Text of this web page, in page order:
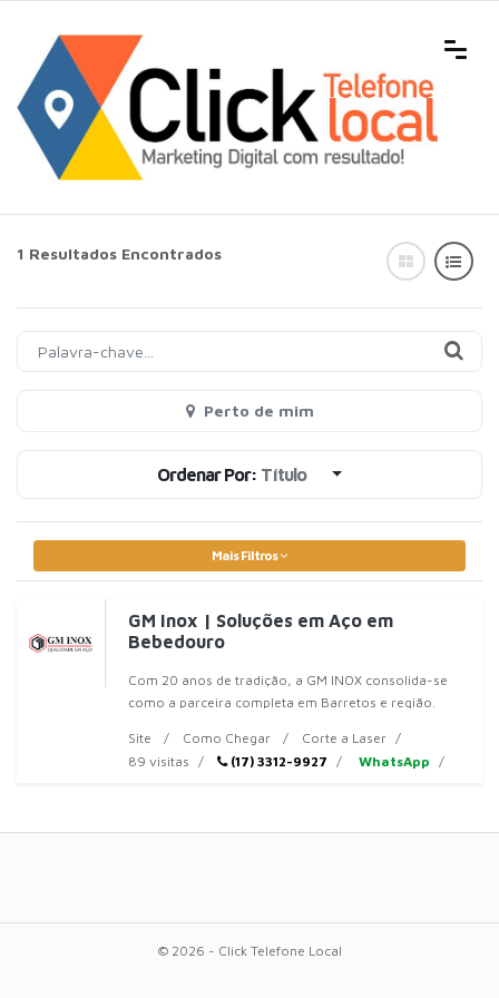
1 Resultados Encontrados
Perto de mim
Ordenar Por: Título
Mais Filtros
GM Inox | Soluções em Aço em
Bebedouro
Com 20 anos de tradição, a GM INOX consolida-se
como a parceira completa em Barretos e região.
Site
Como Chegar
Corte a Laser
89 visitas
(17) 3312-9927 WhatsApp
© 2026 - Click Telefone Local